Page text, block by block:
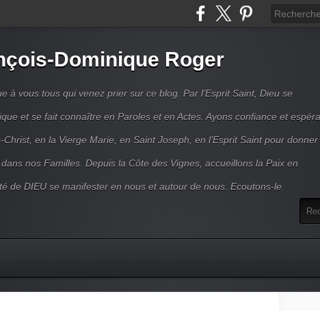
Dominique Roger
à vous tous qui venez prier sur ce blog. Par l’Esprit Saint, Dieu se
et se fait connaître en Paroles et en Actes. Ayons confiance et
Christ, en la Vierge Marie, en Saint Joseph, en l’Esprit Saint pour
nos Familles. Depuis la Côte des Vignes, accueillons la Paix en
de DIEU se manifester en nous et autour de nous. Ecoutons-le